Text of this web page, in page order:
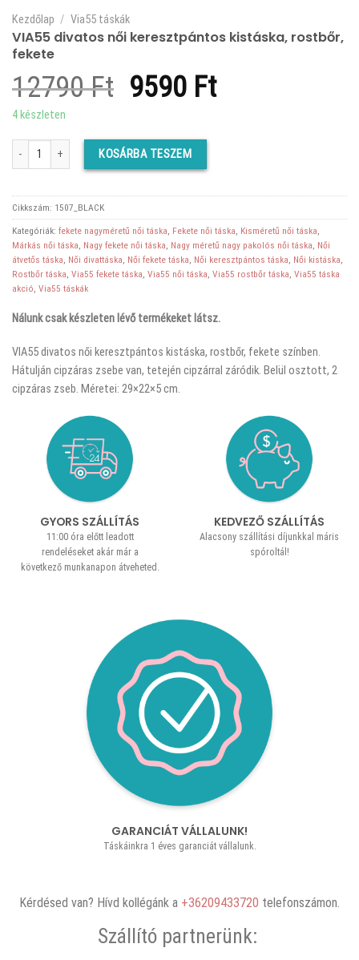
Kezdőlap / Via55 táskák
VIA55 divatos női keresztpántos kistáska, rostbőr,
fekete
12790Ft Original
was:
12790 Ft.
9590 FtCurrent
4 készleten
VIA55 divatos női keresztpántos kistáska, rostbőr, fekete mennyiség
KOSÁRBA TESZEM
Cikkszám: 1507_BLACK
Kategóriák: fekete nagyméretű női táska, Fekete női táska, Kisméretű női táska,
Márkás női táska, Nagy fekete női táska, Nagy méretű nagy pakolós női táska, Női
átvetős táska, Női divattáska, Női fekete táska, Női keresztpántos táska, Női kistáska,
Rostbőr táska, Via55 fekete táska, Via55 női táska, Via55 rostbőr táska, Via55 táska
akció, Via55 táskák
Nálunk csak készleten lévő termékeket látsz.
VIA55 divatos női keresztpántos kistáska, rostbőr, fekete színben.
Hátulján cipzáras zsebe van, tetején cipzárral záródik. Belül osztott, 2
cipzáras zseb. Méretei: 29×22×5 cm.
GYORS SZÁLLÍTÁS
11:00 óra előtt leadott
rendeléseket akár már a
következő munkanapon átveheted.
KEDVEZŐ SZÁLLÍTÁS
Alacsony szállítási díjunkkal máris
spóroltál!
GARANCIÁT VÁLLALUNK!
Táskáinkra 1 éves garanciát vállalunk.
Kérdésed van? Hívd kollégánk a +36209433720 telefonszámon.
Szállító partnerünk: